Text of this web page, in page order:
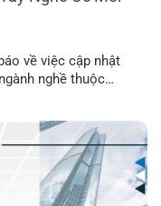
về việc cập nhật
nghề thuộc